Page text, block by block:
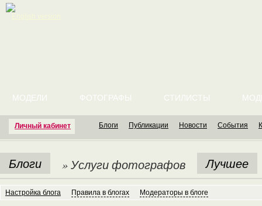
Личный кабинет
МОДЕЛИ ФОТОГРАФЫ СТИЛИСТЫ
Блоги Публикации Новости События
Блоги » Услуги фотографов Лучшее
Настройка блога Правила в блогах Модераторы в блоге